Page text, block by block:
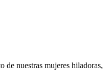
de nuestras mujeres hiladoras,